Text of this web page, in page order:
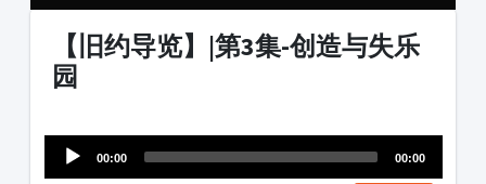
【旧约导览】|第3集-创造与失乐
园
Player
00:00 00:00